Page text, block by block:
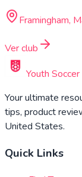
Framingham,
Ver club
Youth
Your ultimate
tips, product
United States.
Quick Links